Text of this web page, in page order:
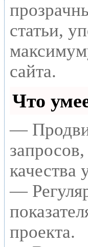
статьи,
сайта.
Что
—
—
проекта.